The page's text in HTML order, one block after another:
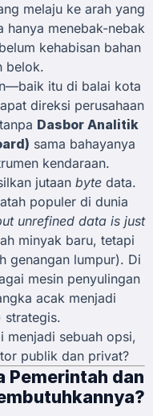
melaju ke arah yang
hanya menebak-nebak
kehabisan bahan
belok.
itu di balai kota
direksi perusahaan
Dasbor Analitik
sama bahayanya
kendaraan.
jutaan byte data.
populer di dunia
unrefined data is just
minyak baru, tetapi
genangan lumpur). Di
mesin penyulingan
acak menjadi
strategis.
menjadi sebuah opsi,
publik dan privat?
Pemerintah dan